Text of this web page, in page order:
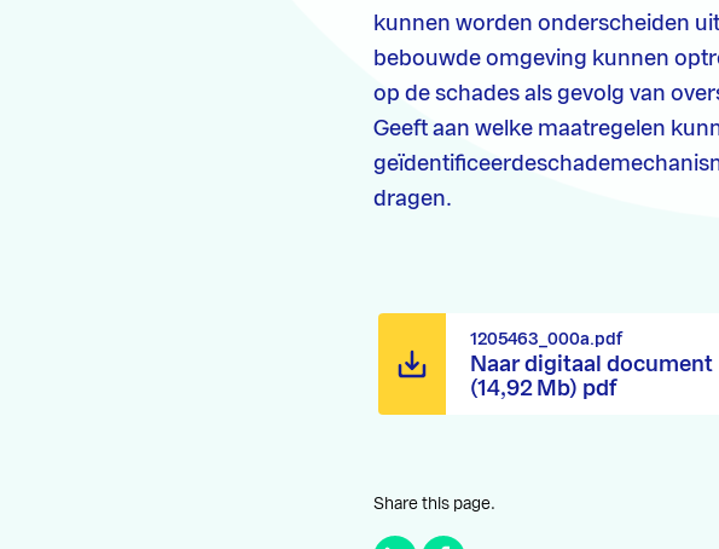
kunnen worden onderscheiden
bebouwde omgeving kunnen
op de schades als gevolg van
Geeft aan welke maatregelen
dragen.
Naar digitaal document
(14,92 Mb) pdf
1205463_000a.pdf
Share this page.